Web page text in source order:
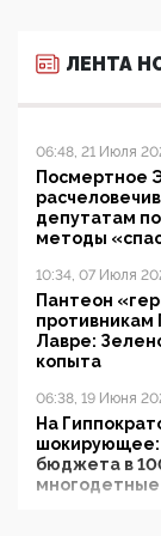
ЛЕНТА
06:48, 21 Июля
Посмертное
депутатам
методы
10:34, 07 Июля
Пантеон
противникам
Лавре:
копыта
06:38, 19 Июня
На
шокирующее:
бюджета в